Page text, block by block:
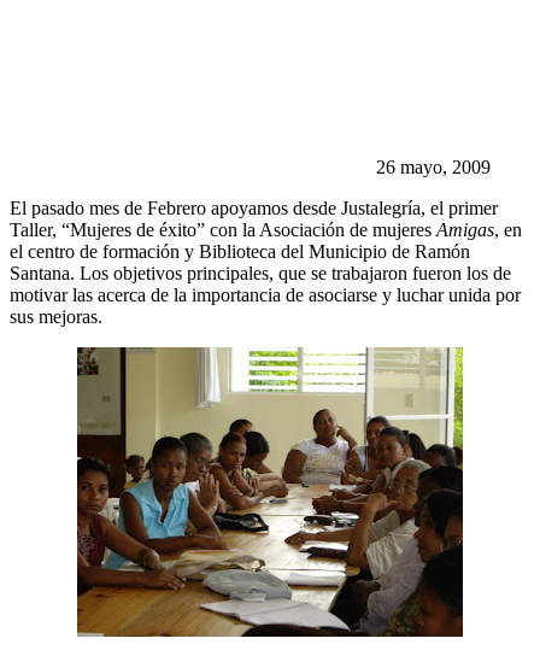
26 mayo, 2009
El pasado mes de Febrero apoyamos desde Justalegría, el primer
Taller, “Mujeres de éxito” con la Asociación de mujeres Amigas, en
el centro de formación y Biblioteca del Municipio de Ramón
Santana. Los objetivos principales, que se trabajaron fueron los de
motivar las acerca de la importancia de asociarse y luchar unida por
sus mejoras.